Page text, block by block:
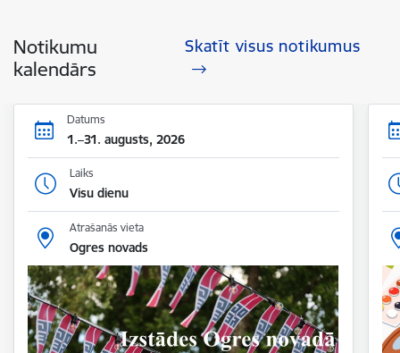
Notikumu
kalendārs
Skatīt visus notikumus
Datums
1.–31. augusts, 2026
Laiks
Visu dienu
Atrašanās vieta
Ogres novads